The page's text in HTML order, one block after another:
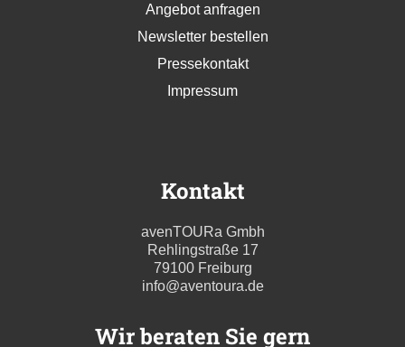
Angebot anfragen
Newsletter bestellen
Pressekontakt
Impressum
Kontakt
avenTOURa Gmbh
Rehlingstraße 17
79100 Freiburg
info@aventoura.de
Wir beraten Sie gern